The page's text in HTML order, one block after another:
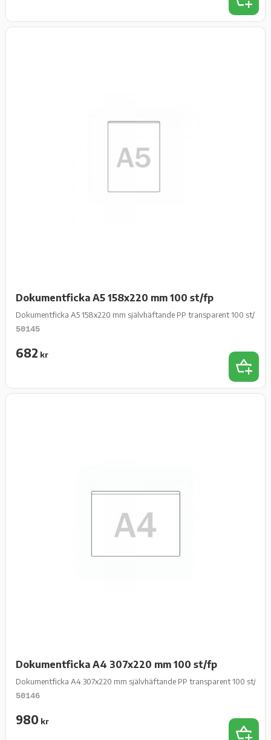
Add
Dokumentficka A5 158x220 mm 100 st/fp
Dokumentficka A5 158x220 mm självhäftande PP transparent 100 st/fp
50145
682 kr
Add
Dokumentficka A4 307x220 mm 100 st/fp
Dokumentficka A4 307x220 mm självhäftande PP transparent 100 st/fp
50146
980 kr